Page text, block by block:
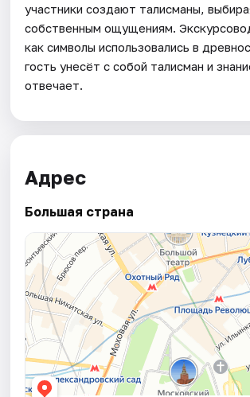
участники создают талисманы,
собственным ощущениям.
как символы использовались в
гость унесёт с собой талисман и
отвечает.
Адрес
Большая страна